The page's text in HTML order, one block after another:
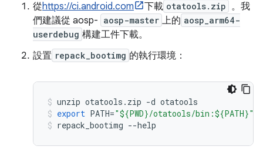
從https://ci.android.com 下載 otatools.zip 。我
們建議從 aosp- aosp-master 上的 aosp_arm64-
userdebug 構建工件下載。
設置 repack_bootimg 的執行環境：
unzip otatools . zip -d otatools
export PATH="${PWD}/otatools/bin:${PATH}"
repack_bootimg --help